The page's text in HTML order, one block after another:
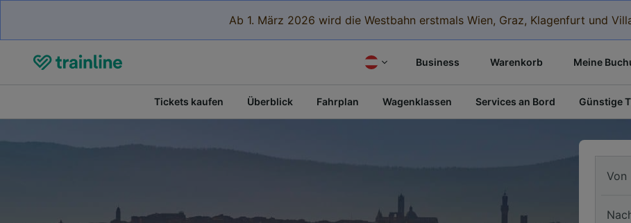
Ab 1. März 2026 wird die Westbahn erstmals Wien, Graz, Klagenfurt und
Business Warenkorb Meine
Tickets kaufen Überblick Fahrplan Wagenklassen Services an Bord Günstige
Von